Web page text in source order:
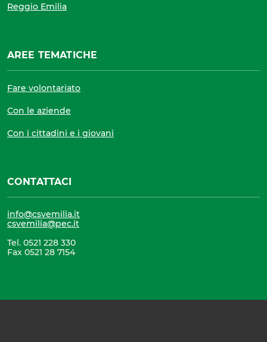
Reggio Emilia
AREE TEMATICHE
Fare volontariato
Con le aziende
Con i cittadini e i giovani
CONTATTACI
info@csvemilia.it
csvemilia@pec.it
Tel. 0521 228 330
Fax 0521 28 7154